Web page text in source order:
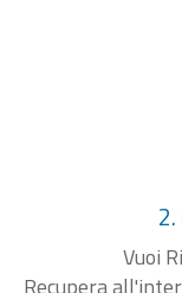
Vuoi
Recupera